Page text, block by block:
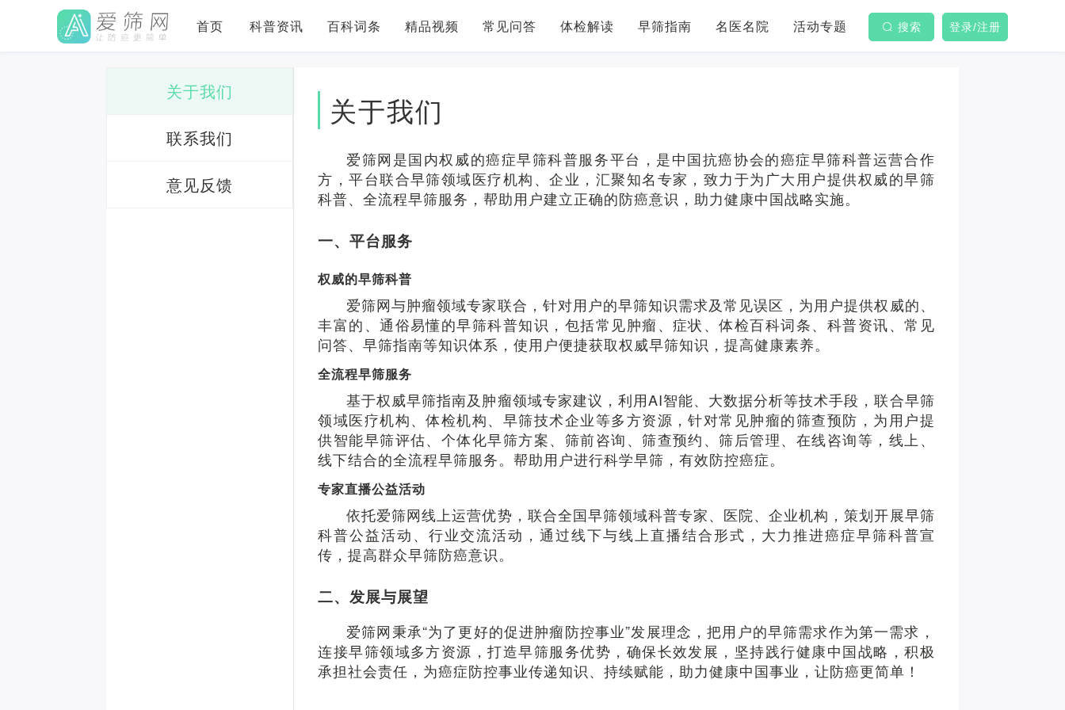
首页 科普资讯 百科词条 精品视频 常见问答 体检解读 早筛指南 名医名院 活动专题 搜索 登录/注册
关于我们
联系我们
意见反馈
关于我们
爱筛网是国内权威的癌症早筛科普服务平台，是中国抗癌协会的癌症早筛科普运营合作
方，平台联合早筛领域医疗机构、企业，汇聚知名专家，致力于为广大用户提供权威的早筛
科普、全流程早筛服务，帮助用户建立正确的防癌意识，助力健康中国战略实施。
一、平台服务
权威的早筛科普
爱筛网与肿瘤领域专家联合，针对用户的早筛知识需求及常见误区，为用户提供权威的、
丰富的、通俗易懂的早筛科普知识，包括常见肿瘤、症状、体检百科词条、科普资讯、常见
问答、早筛指南等知识体系，使用户便捷获取权威早筛知识，提高健康素养。
全流程早筛服务
基于权威早筛指南及肿瘤领域专家建议，利用AI智能、大数据分析等技术手段，联合早筛
领域医疗机构、体检机构、早筛技术企业等多方资源，针对常见肿瘤的筛查预防，为用户提
供智能早筛评估、个体化早筛方案、筛前咨询、筛查预约、筛后管理、在线咨询等，线上、
线下结合的全流程早筛服务。帮助用户进行科学早筛，有效防控癌症。
专家直播公益活动
依托爱筛网线上运营优势，联合全国早筛领域科普专家、医院、企业机构，策划开展早筛
科普公益活动、行业交流活动，通过线下与线上直播结合形式，大力推进癌症早筛科普宣
传，提高群众早筛防癌意识。
二、发展与展望
爱筛网秉承“为了更好的促进肿瘤防控事业”发展理念，把用户的早筛需求作为第一需求，
连接早筛领域多方资源，打造早筛服务优势，确保长效发展，坚持践行健康中国战略，积极
承担社会责任，为癌症防控事业传递知识、持续赋能，助力健康中国事业，让防癌更简单！